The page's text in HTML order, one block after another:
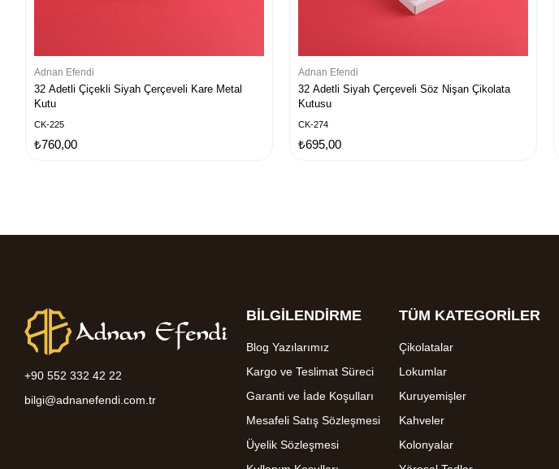
Adnan Efendi
32 Adetli Çiçekli Siyah Çerçeveli Kare Metal
Kutu
CK-225
₺760,00
Adnan Efendi
32 Adetli Siyah Çerçeveli Söz Nişan Çikolata
Kutusu
CK-274
₺695,00
+90 552 332 42 22
bilgi@adnanefendi.com.tr
BİLGİLENDİRME
Blog Yazılarımız
Kargo ve Teslimat Süreci
Garanti ve İade Koşulları
Mesafeli Satış Sözleşmesi
Üyelik Sözleşmesi
TÜM KATEGORİLER
Çikolatalar
Lokumlar
Kuruyemişler
Kahveler
Kolonyalar